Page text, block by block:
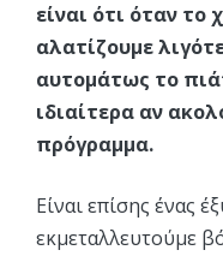
είναι ότι όταν το
αλατίζουμε
αυτομάτως το
ιδιαίτερα αν
πρόγραμμα.
Είναι επίσης ένας
εκμεταλλευτούμε